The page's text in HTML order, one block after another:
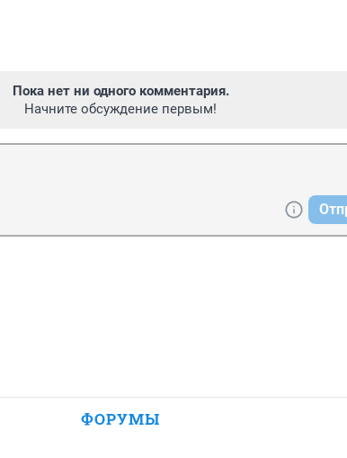
Пока нет ни одного комментария.
Начните обсуждение первым!
ФОРУМЫ